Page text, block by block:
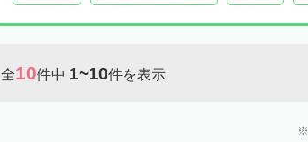
全10件中 1~10件を表示